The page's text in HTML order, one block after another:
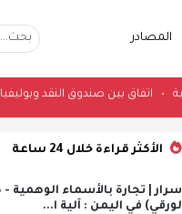
المصادر
• اتفاق بين صندوق النقد
الأكثر قراءة خلال 24 ساعة
| تجارة بالأسماء
في اليمن : آلية ا...